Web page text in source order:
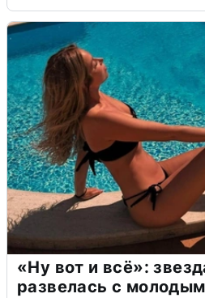
«Ну вот и всё»:
развелась с